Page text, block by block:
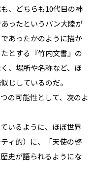
、どちらも10代目の神
ったというパン大陸が
あったかのように描か
とする『竹内文書』の
、場所や名称など、ほ
じしているのだ。
の可能性として、次のよ
いるように、ほぼ世界
ィ的）に、「天使の啓
史が語られるようにな